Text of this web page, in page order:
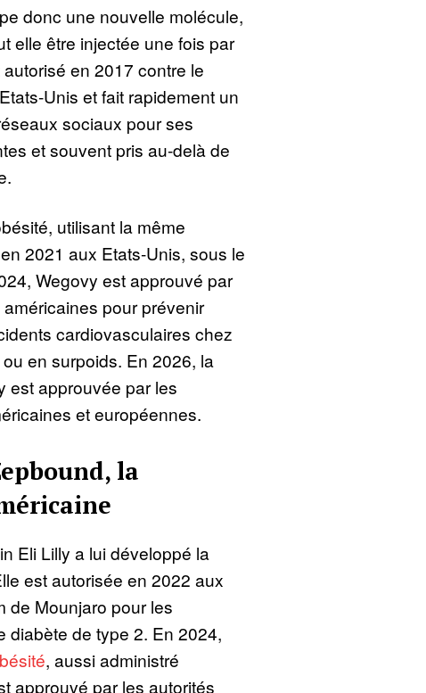
donc une nouvelle molécule,
elle être injectée une fois par
en 2017 contre le
Unis et fait rapidement un
sociaux pour ses
et souvent pris au-delà de
utilisant la même
2021 aux Etats-Unis, sous le
Wegovy est approuvé par
pour prévenir
cardiovasculaires chez
en surpoids. En 2026, la
est approuvée par les
et européennes.
la
Eli Lilly a lui développé la
est autorisée en 2022 aux
de Mounjaro pour les
diabète de type 2. En 2024,
, aussi administré
approuvé par les autorités